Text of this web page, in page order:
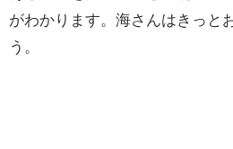
がわかります。海さんはきっと
う。